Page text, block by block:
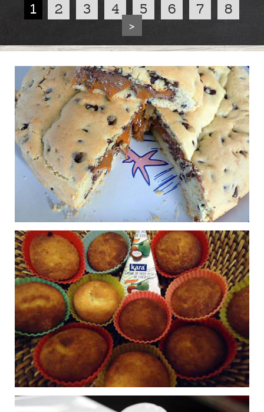
1 2 3 4 5 6 7
8
>
0
One pan cookie aux